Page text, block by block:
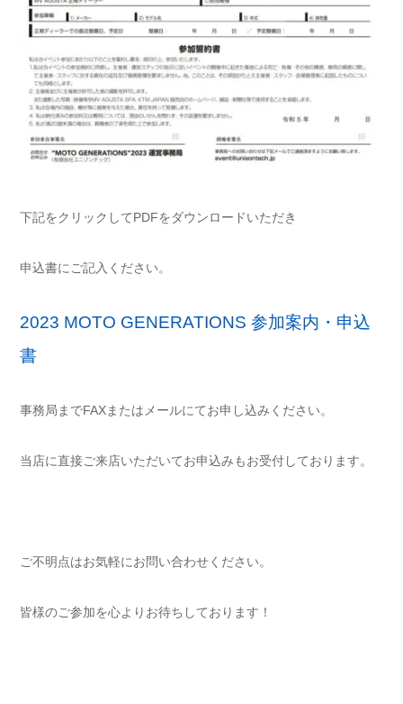
下記をクリックしてPDFをダウンロードいただき
申込書にご記入ください。
2023 MOTO GENERATIONS 参加案内・申込
書
事務局までFAXまたはメールにてお申し込みください。
当店に直接ご来店いただいてお申込みもお受付しております。
ご不明点はお気軽にお問い合わせください。
皆様のご参加を心よりお待ちしております！